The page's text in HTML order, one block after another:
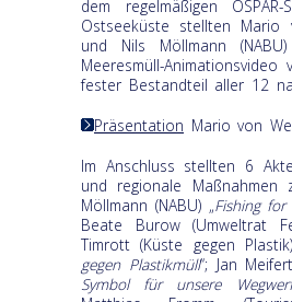
dem regelmäßigen
Ostseeküste stellten Mario
und Nils Möllmann
Meeresmüll-
fester Bestandteil aller 12
Präsentation Mario von
Im Anschluss stellten 6
und regionale Maßnahmen
Möllmann (NABU) „Fishing
Beate Burow (Umweltrat
Timrott (Küste gegen
gegen Plastikmüll“; Jan
Symbol für unsere